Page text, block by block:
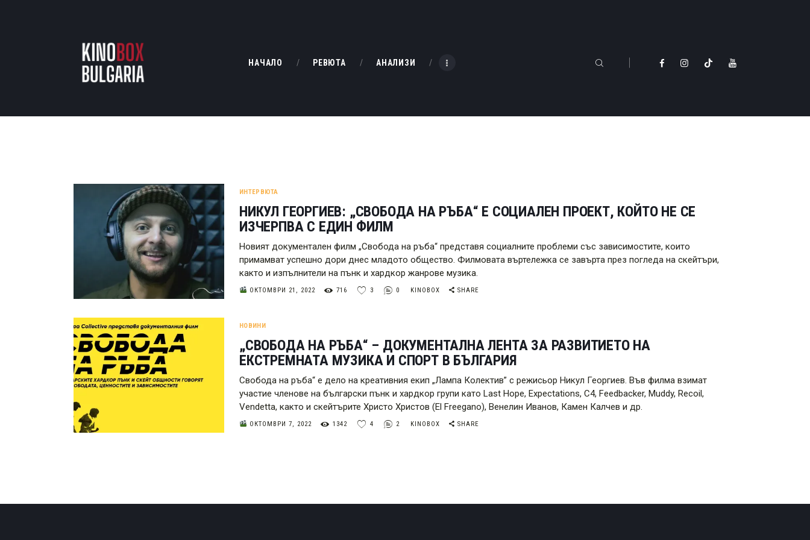
НАЧАЛО РЕВЮТА АНАЛИЗИ
РЕВЮТА
БАХТИ НАГРАДИТЕ
ЗА НАС
ИНТЕРВЮТА
НИКУЛ ГЕОРГИЕВ: „СВОБОДА НА РЪБА“ Е СОЦИАЛЕН ПРОЕКТ, КОЙТО НЕ СЕ
ИЗЧЕРПВА С ЕДИН ФИЛМ
Новият документален филм „Свобода на ръба“ представя социалните проблеми със зависимостите, които
примамват успешно дори днес младото общество. Филмовата въртележка се завърта през погледа на скейтъри,
както и изпълнители на пънк и хардкор жанрове музика.
ОКТОМВРИ 21, 2022 716 3 0 KINOBOX SHARE
НОВИНИ
„СВОБОДА НА РЪБА“ – ДОКУМЕНТАЛНА ЛЕНТА ЗА РАЗВИТИЕТО НА
ЕКСТРЕМНАТА МУЗИКА И СПОРТ В БЪЛГАРИЯ
Свобода на ръба“ е дело на креативния екип „Лампа Колектив” с режисьор Никул Георгиев. Във филма взимат
участие членове на български пънк и хардкор групи като Last Hope, Expectations, C4, Feedbacker, Muddy, Recoil,
Vendetta, както и скейтърите Христо Христов (El Freegano), Венелин Иванов, Камен Калчев и др.
ОКТОМВРИ 7, 2022 1342 4 2 KINOBOX SHARE